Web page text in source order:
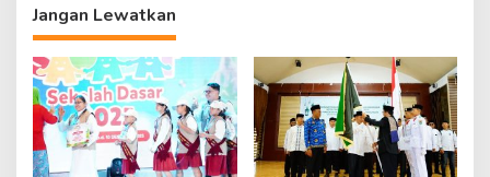
Jangan Lewatkan